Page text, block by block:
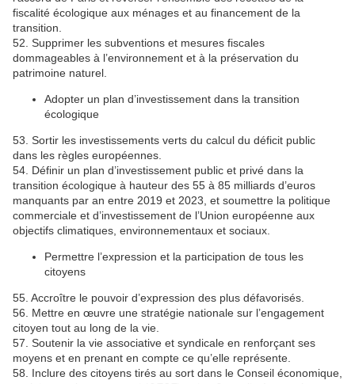
fiscalité écologique aux ménages et au financement de la
transition.
52. Supprimer les subventions et mesures fiscales
dommageables à l’environnement et à la préservation du
patrimoine naturel.
Adopter un plan d’investissement dans la transition
écologique
53. Sortir les investissements verts du calcul du déficit public
dans les règles européennes.
54. Définir un plan d’investissement public et privé dans la
transition écologique à hauteur des 55 à 85 milliards d’euros
manquants par an entre 2019 et 2023, et soumettre la politique
commerciale et d’investissement de l’Union européenne aux
objectifs climatiques, environnementaux et sociaux.
Permettre l’expression et la participation de tous les
citoyens
55. Accroître le pouvoir d’expression des plus défavorisés.
56. Mettre en œuvre une stratégie nationale sur l’engagement
citoyen tout au long de la vie.
57. Soutenir la vie associative et syndicale en renforçant ses
moyens et en prenant en compte ce qu’elle représente.
58. Inclure des citoyens tirés au sort dans le Conseil économique,